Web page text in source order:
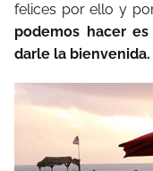
felices por ello y
podemos hacer
darle la bienvenida.